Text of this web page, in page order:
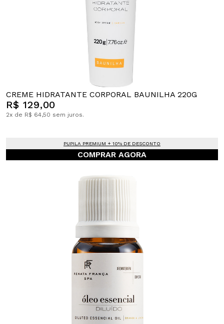
CREME HIDRATANTE CORPORAL BAUNILHA 220G
R$ 129,00
2x de R$ 64,50 sem juros.
PUPILA PREMIUM + 10% DE DESCONTO
COMPRAR AGORA